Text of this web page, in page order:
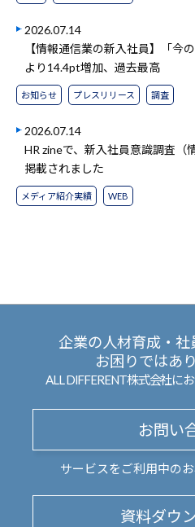
2026.07.14
【情報通信業の新入社員】「今
より14.4pt増加、過去最高
お知らせ プレスリリース 調査
2026.07.14
HR zineで、新入社員意識調査（
掲載されました
メディア紹介実績 WEB
企業の人材育成・社
お困りではあ
ALL DIFFERENT株式会社に
お問い
サービスをご利用中の
資料ダウ